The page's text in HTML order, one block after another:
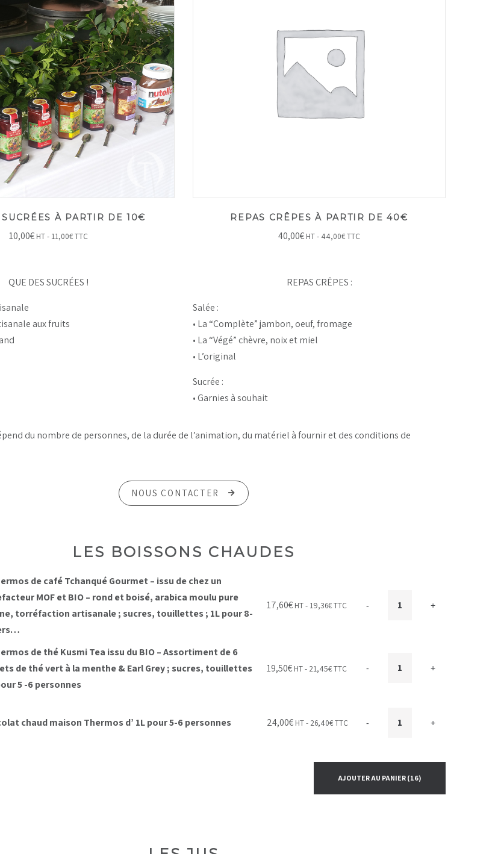
À PARTIR DE 10€
10,00€ HT - 11,00€TTC
REPAS CRÊPES À PARTIR DE 40€
40,00€ HT - 44,00€TTC
QUE DES SUCRÉES !
aux fruits
REPAS CRÊPES :
Salée :
• La “Complète” jambon, oeuf, fromage
• La “Végé” chèvre, noix et miel
• L’original
Sucrée :
• Garnies à souhait
du nombre de personnes, de la durée de l’animation, du matériel à fournir et des conditions de
NOUS CONTACTER
LES BOISSONS CHAUDES
de café Tchanqué Gourmet – issu de chez un
MOF et BIO – rond et boisé, arabica moulu pure
torréfaction artisanale ; sucres, touillettes ; 1L pour 8-
17,60€ HT - 19,36€TTC - +
de thé Kusmi Tea issu du BIO – Assortiment de 6
de thé vert à la menthe & Earl Grey ; sucres, touillettes
5 -6 personnes
19,50€ HT - 21,45€TTC - +
chaud maison Thermos d’ 1L pour 5-6 personnes 24,00€ HT - 26,40€TTC - +
AJOUTER AU PANIER (16)